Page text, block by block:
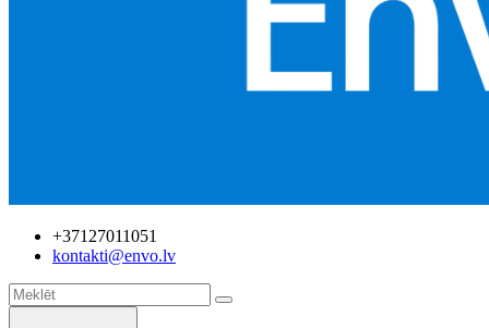
+37127011051
kontakti@envo.lv